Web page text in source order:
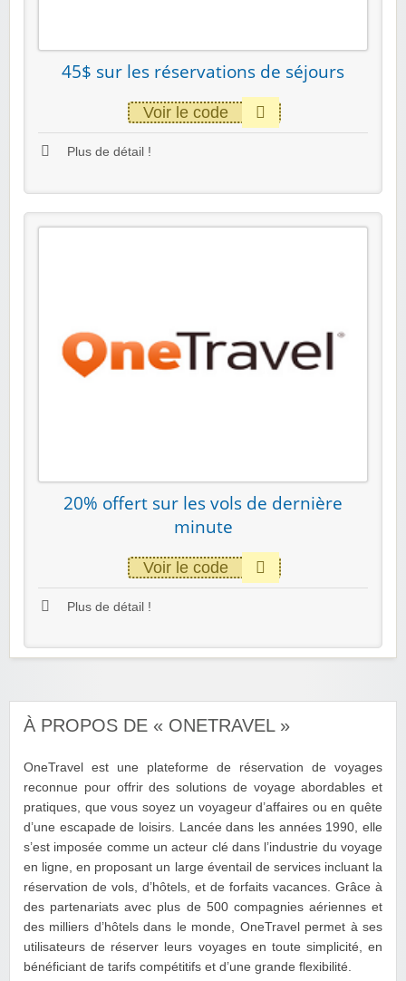
45$ sur les réservations de séjours
Voir le code
Plus de détail !
20% offert sur les vols de dernière
minute
Voir le code
Plus de détail !
À PROPOS DE « ONETRAVEL »
OneTravel est une plateforme de réservation de voyages
reconnue pour offrir des solutions de voyage abordables et
pratiques, que vous soyez un voyageur d’affaires ou en quête
d’une escapade de loisirs. Lancée dans les années 1990, elle
s’est imposée comme un acteur clé dans l’industrie du voyage
en ligne, en proposant un large éventail de services incluant la
réservation de vols, d’hôtels, et de forfaits vacances. Grâce à
des partenariats avec plus de 500 compagnies aériennes et
des milliers d’hôtels dans le monde, OneTravel permet à ses
utilisateurs de réserver leurs voyages en toute simplicité, en
bénéficiant de tarifs compétitifs et d’une grande flexibilité.